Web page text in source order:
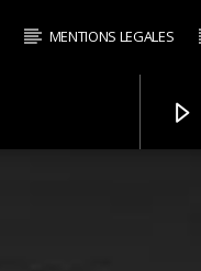
MENTIONS LEGALES